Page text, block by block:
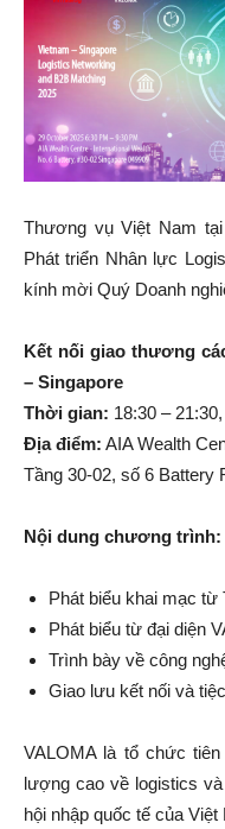
Thương vụ Việt Nam
Phát triển Nhân lực
kính mời Quý Doanh
Kết nối giao thương
– Singapore
Thời gian: 18:30 –
Địa điểm: AIA Wealth
Tầng 30-02, số 6 Battery
Nội dung chương trình:
Phát biểu khai mạc
Phát biểu từ đại diện
Trình bày về công
Giao lưu kết nối và
VALOMA là tổ chức
lượng cao về logistics
hội nhập quốc tế của Việt